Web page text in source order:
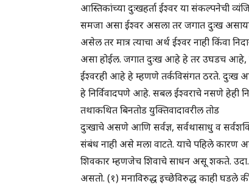
आस्तिकांच्या दुःखहर्ता ईश्वर या संकल्पनेची
समजा असा ईश्वर असला तर जगात दुःख
असेल तर मात्र त्याचा अर्थ ईश्वर नाही किंवा
असा होईल. जगात दुःख आहे हे तर उघडच आहे, ते
ईश्वरही आहे हे म्हणणे तर्कविसंगत ठरते. दुःख
हे निर्विवादपणे आहे. सबल ईश्वराचे नसणे हेही
तथाकथित बिनतोड युक्तिवादावरील तोड
दुःखाचे असणे आणि सर्वज्ञ, सर्वथासाधु व
संबंध नाही असे मला वाटते. याचे पहिले कारण
शिवकार म्हणजेच शिवाचे साधन असू शकते. उदा.
असतो. (१) मनाविरुद्ध इच्छेविरुद्ध काही घडले